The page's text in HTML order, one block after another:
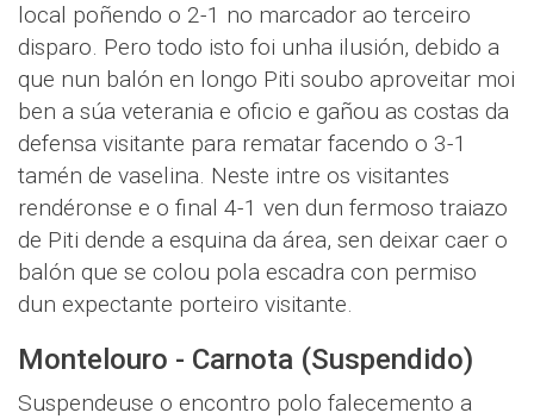
local poñendo o 2-1 no marcador ao terceiro
disparo. Pero todo isto foi unha ilusión, debido a
que nun balón en longo Piti soubo aproveitar moi
ben a súa veterania e oficio e gañou as costas da
defensa visitante para rematar facendo o 3-1
tamén de vaselina. Neste intre os visitantes
rendéronse e o final 4-1 ven dun fermoso traiazo
de Piti dende a esquina da área, sen deixar caer o
balón que se colou pola escadra con permiso
dun expectante porteiro visitante.
Montelouro - Carnota (Suspendido)
Suspendeuse o encontro polo falecemento a